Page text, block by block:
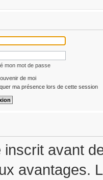
mon mot de passe
de moi
ma présence lors de cette session
avant
avantages.